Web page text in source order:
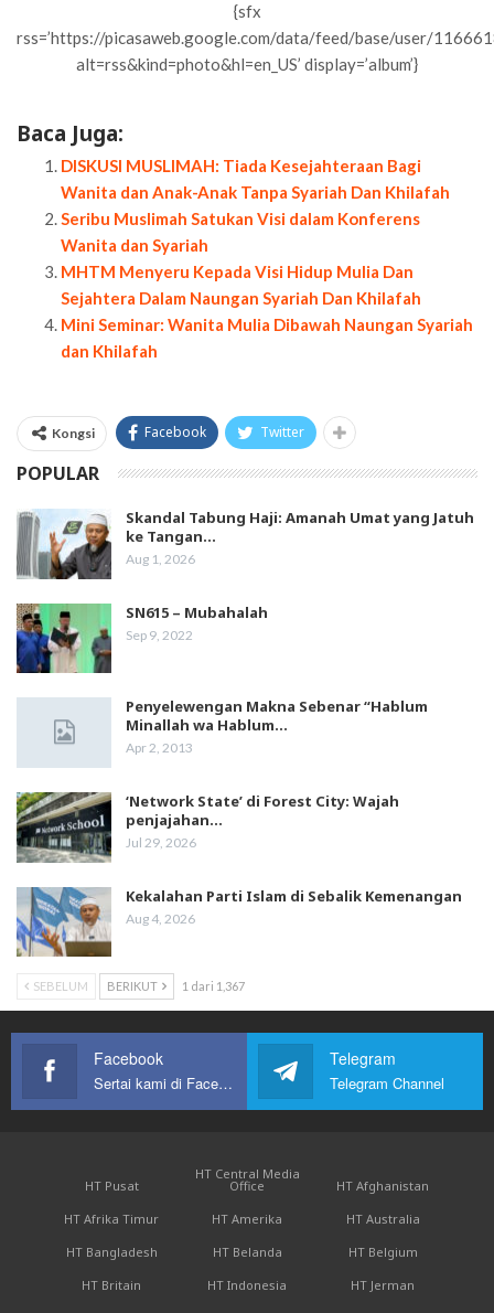
{sfx
rss=’https://picasaweb.google.com/data/feed/base/user/
alt=rss&kind=photo&hl=en_US’ display=’album’}
Baca Juga:
DISKUSI MUSLIMAH: Tiada Kesejahteraan Bagi
Wanita dan Anak-Anak Tanpa Syariah Dan Khilafah
Seribu Muslimah Satukan Visi dalam Konferens
Wanita dan Syariah
MHTM Menyeru Kepada Visi Hidup Mulia Dan
Sejahtera Dalam Naungan Syariah Dan Khilafah
Mini Seminar: Wanita Mulia Dibawah Naungan Syariah
dan Khilafah
Kongsi Facebook Twitter
POPULAR
Skandal Tabung Haji: Amanah Umat yang Jatuh
ke Tangan…
Aug 1, 2026
SN615 – Mubahalah
Sep 9, 2022
Penyelewengan Makna Sebenar “Hablum
Minallah wa Hablum…
Apr 2, 2013
‘Network State’ di Forest City: Wajah
penjajahan…
Jul 29, 2026
Kekalahan Parti Islam di Sebalik Kemenangan
Aug 4, 2026
SEBELUM BERIKUT 1 dari 1,367
Facebook
Sertai kami di Facebook
Telegram
Telegram Channel
HT Pusat
HT Central Media
Office
HT Afghanistan
HT Afrika Timur
HT Amerika
HT Australia
HT Bangladesh
HT Belanda
HT Belgium
HT Britain
HT Indonesia
HT Jerman